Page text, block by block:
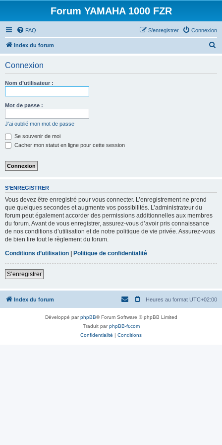
Forum YAMAHA 1000 FZR
FAQ Connexion
S’enregistrer
Index du forum
Connexion
Nom d’utilisateur :
Mot de passe :
J’ai oublié mon mot de passe
Se souvenir de moi
Cacher mon statut en ligne pour cette session
S’ENREGISTRER
Vous devez être enregistré pour vous connecter. L’enregistrement ne prend
que quelques secondes et augmente vos possibilités. L’administrateur du
forum peut également accorder des permissions additionnelles aux membres
du forum. Avant de vous enregistrer, assurez-vous d’avoir pris connaissance
de nos conditions d’utilisation et de notre politique de vie privée. Assurez-vous
de bien lire tout le règlement du forum.
Conditions d’utilisation | Politique de confidentialité
S’enregistrer
Index du forum Heures au format UTC+02:00
Développé parphpBB® Forum Software © phpBB Limited
Traduit parphpBB-fr.com
Confidentialité | Conditions